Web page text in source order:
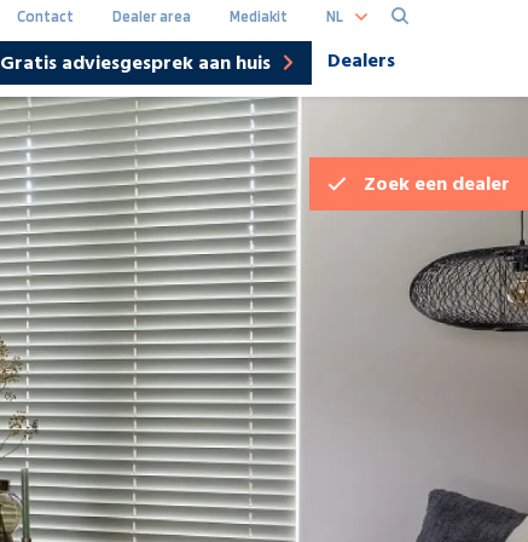
Zoek eendealer
Contact Dealer area Mediakit NL
Gratis adviesgesprek aan huis Dealers